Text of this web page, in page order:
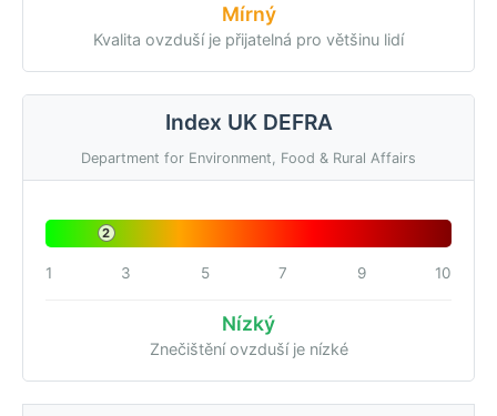
Mírný
Kvalita ovzduší je přijatelná pro většinu lidí
Index UK DEFRA
Department for Environment, Food & Rural Affairs
2
1 3 5 7 9 10
Nízký
Znečištění ovzduší je nízké